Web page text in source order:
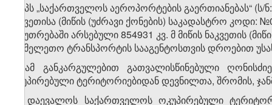
ბ) შპს „საქართველოს აეროპორტების გაერთიანებას“ (ს/
ნაკვეთისა (მიწის (უძრავი ქონების) საკადასტრო კოდი:
საკუთრებაში არსებული 854931 კვ. მ მიწის ნაკვეთის
სახმელეთო ტრანსპორტის სააგენტოსთვის დროებით
3. ამ განკარგულებით გათვალისწინებული
ოკუპირებული ტერიტორიებიდან დევნილთა, შრომის,
. დაევალოს საქართველოს ოკუპირებული